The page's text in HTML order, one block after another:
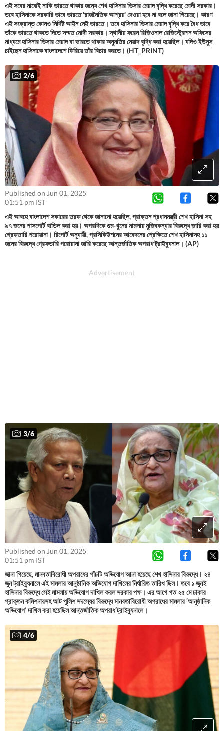
এই সবের মাঝেই নাকি ভারতে থাকার জন্যে শেখ হাসিনার ভিসার মেয়াদ বৃদ্ধি করেছে মোদী সরকার।
তবে হাসিনাকে সরকারি ভাবে ভারতে 'রাজনৈতিক আশ্রয়' দেওয়া হবে না বলে জানা গিয়েছে। কারণ
এই সংক্রান্ত কোনও নির্দিষ্ট আইন নেই ভারতে। তবে হাসিনার ভিসার মেয়াদ বৃদ্ধি করে বৈধ ভাবে
তাঁকে ভারতে থাকতে দিতে সম্মত মোদী সরকার। স্থানীয় ফরেন রিজিওনাল রেজিস্ট্রেশন অফিসের
মাধ্যমে হাসিনার ভিসার মেয়াদ বা ভারতে থাকার অনুমতির মেয়াদ বৃদ্ধি করা হয়েছিল। যদিও ইউনুস
চাইছেন হাসিনাকে বাংলাদেশে ফিরিয়ে তাঁর বিচার করতে। (HT_PRINT)
2/6
Published on Jun 01, 2025
01:51 pm IST
এই আবহে বাংলাদেশ সকারের তরফ থেকে জানানো হয়েছিল, প্রাক্তন প্রধানমন্ত্রী শেখ হাসিনা সহ
৯৭ জনের পাসপোর্ট বাতিল করা হয়। অপরদিকে গুম-খুনের মামলায় মুজিবকন্যার বিরুদ্ধে জারি করা হয়
গ্রেফতারি পরোয়ানা। রিপোর্ট অনুযায়ী, প্রসিকিউশনের আবেদনের প্রেক্ষিতে শেখ হাসিনাসহ ১১
জনের বিরুদ্ধে গ্রেফতারি পরোয়ানা জারি করেছে আন্তর্জাতিক অপরাধ ট্রাইব্যুনাল। (AP)
3/6
Published on Jun 01, 2025
01:51 pm IST
জানা গিয়েছে, মানবতাবিরোধী অপরাধের পাঁচটি অভিযোগ আনা হয়েছে শেখ হাসিনার বিরুদ্ধে। ২৪
জুন ট্রাইব্যুনালে এই মামলার আনুষ্ঠানিক অভিযোগ দাখিলের নির্ধারিত তারিখ ছিল। তবে ১ জুনই
হাসিনার বিরুদ্ধে সেই মামলায় অভিযোগ দাখিল করল সরকার পক্ষ। এর আগে গত ২৫ মে ঢাকার
প্রাক্তন কমিশনারসহ আট পুলিশ সদস্যের বিরুদ্ধে মানবতাবিরোধী অপরাধের মামলার ‘আনুষ্ঠানিক
অভিযোগ’ দাখিল করা হয়েছিল আন্তর্জাতিক অপরাধ ট্রাইব্যুনালে।
4/6